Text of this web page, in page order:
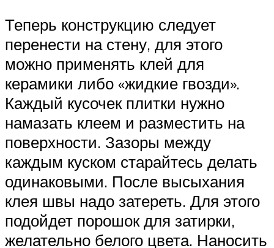
Теперь конструкцию следует
перенести на стену, для этого
можно применять клей для
керамики либо «жидкие гвозди».
Каждый кусочек плитки нужно
намазать клеем и разместить на
поверхности. Зазоры между
каждым куском старайтесь делать
одинаковыми. После высыхания
клея швы надо затереть. Для этого
подойдет порошок для затирки,
желательно белого цвета. Наносить